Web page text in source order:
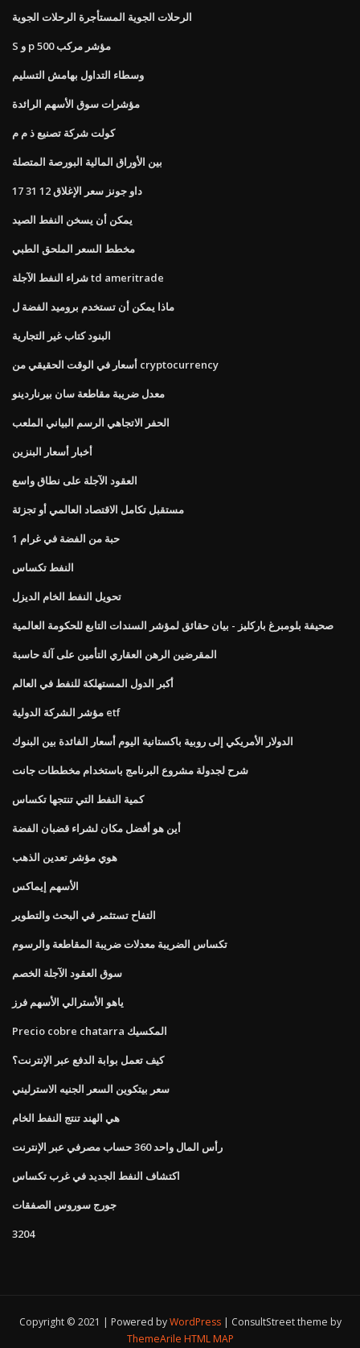
الرحلات الجوية المستأجرة الرحلات الجوية
S و p 500 مؤشر مركب
وسطاء التداول بهامش التسليم
مؤشرات سوق الأسهم الرائدة
كولت شركة تصنيع ذ م م
بين الأوراق المالية البورصة المتصلة
داو جونز سعر الإغلاق 12 31 17
يمكن أن يسخن النفط الصيد
مخطط السعر الملحق الطبي
شراء النفط الآجلة td ameritrade
ماذا يمكن أن تستخدم بروميد الفضة ل
البنود كتاب غير التجارية
أسعار في الوقت الحقيقي من cryptocurrency
معدل ضريبة مقاطعة سان بيرناردينو
الحفر الاتجاهي الرسم البياني الملعب
أخبار أسعار البنزين
العقود الآجلة على نطاق واسع
مستقبل تكامل الاقتصاد العالمي أو تجزئة
1 حبة من الفضة في غرام
النفط تكساس
تحويل النفط الخام الديزل
صحيفة بلومبرغ باركليز - بيان حقائق لمؤشر السندات التابع للحكومة العالمية
المقرضين الرهن العقاري التأمين على آلة حاسبة
أكبر الدول المستهلكة للنفط في العالم
مؤشر الشركة الدولية etf
الدولار الأمريكي إلى روبية باكستانية اليوم أسعار الفائدة بين البنوك
شرح لجدولة مشروع البرنامج باستخدام مخططات جانت
كمية النفط التي تنتجها تكساس
أين هو أفضل مكان لشراء قضبان الفضة
هوي مؤشر تعدين الذهب
الأسهم إيماكس
التفاح تستثمر في البحث والتطوير
تكساس الضريبة معدلات ضريبة المقاطعة والرسوم
سوق العقود الآجلة الخصم
ياهو الأسترالي الأسهم فرز
Precio cobre chatarra المكسيك
كيف تعمل بوابة الدفع عبر الإنترنت؟
سعر بيتكوين السعر الجنيه الاسترليني
هي الهند تنتج النفط الخام
رأس المال واحد 360 حساب مصرفي عبر الإنترنت
اكتشاف النفط الجديد في غرب تكساس
جورج سوروس الصفقات
3204
Copyright © 2021 | Powered byWordPress
ConsultStreet theme by
ThemeArile HTML MAP